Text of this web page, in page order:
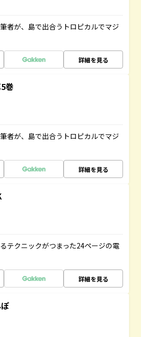
者が、島で出合うトロピカルでマジ
詳細を見る
巻
者が、島で出合うトロピカルでマジ
詳細を見る
テクニックがつまった24ページの電
詳細を見る